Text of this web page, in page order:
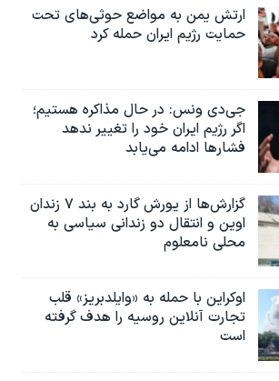
ارتش یمن به مواضع حوثی‌های تحت
حمایت رژیم ایران حمله کرد
جی‌دی ونس: در حال مذاکره هستیم؛
اگر رژیم ایران خود را تغییر ندهد
فشارها ادامه می‌یابد
گزارش‌ها از یورش گارد به بند ۷ زندان
اوین و انتقال دو زندانی سیاسی به
محلی نامعلوم
اوکراین با حمله به «وایلدبریز» قلب
تجارت آنلاین روسیه را هدف گرفته
است